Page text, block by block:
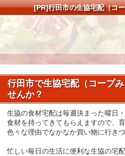
[PR]行田市の生協宅配（コ
行田市で生協宅配（コープ
せんか？
生協の食材宅配は毎週決まった曜日
食材を持ってきてもらえますので、
色々な理由でなかなか買い物に行き
忙しい毎日の生活に便利な生協の宅